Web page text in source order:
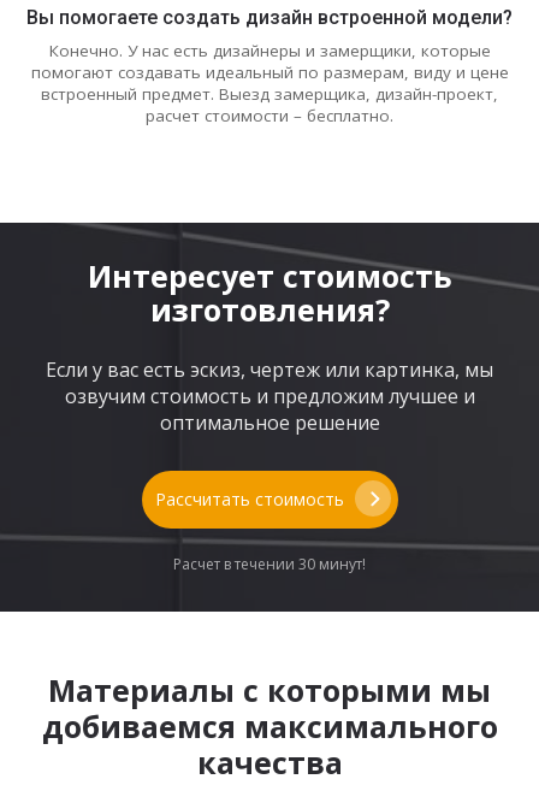
Вы помогаете создать дизайн встроенной модели?
Конечно. У нас есть дизайнеры и замерщики, которые
помогают создавать идеальный по размерам, виду и цене
встроенный предмет. Выезд замерщика, дизайн-проект,
расчет стоимости – бесплатно.
Интересует стоимость
изготовления?
Если у вас есть эскиз, чертеж или картинка, мы
озвучим стоимость и предложим лучшее и
оптимальное решение
Рассчитать стоимость
Расчет в течении 30 минут!
Материалы с которыми мы
добиваемся максимального
качества